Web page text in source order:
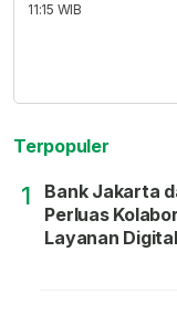
11:15 WIB
Terpopuler
1
Bank Jakarta
Perluas
Layanan Digital